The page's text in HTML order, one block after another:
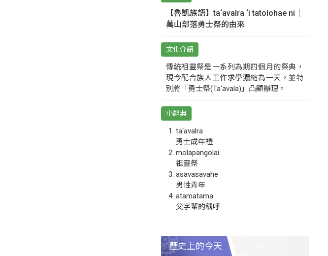
【魯凱族語】ta‘avalra ‘i tatolohae ni｜
萬山部落勇士祭的由來
文化介紹
傳統祖靈祭是一系列為期四個月的祭典，
現今配合族人工作求學濃縮為一天，並特
別將「勇士祭(Ta‘avala)」凸顯辦理。
小辭典
ta‘avalra
勇士成年禮
molapangolai
祖靈祭
asavasavahe
男性青年
atamatama
父字輩的稱呼
歷史上的今天